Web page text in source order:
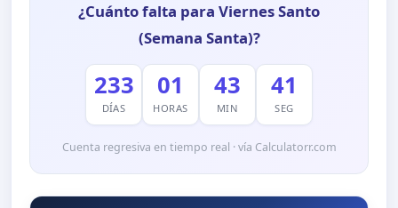
¿Cuánto falta para Viernes Santo
(Semana Santa)?
233
DÍAS
01
HORAS
43
MIN
40
SEG
Cuenta regresiva en tiempo real · vía Calculatorr.com